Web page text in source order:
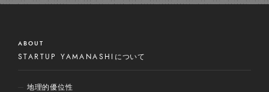
ABOUT
STARTUP YAMANASHI について
地理的優位性